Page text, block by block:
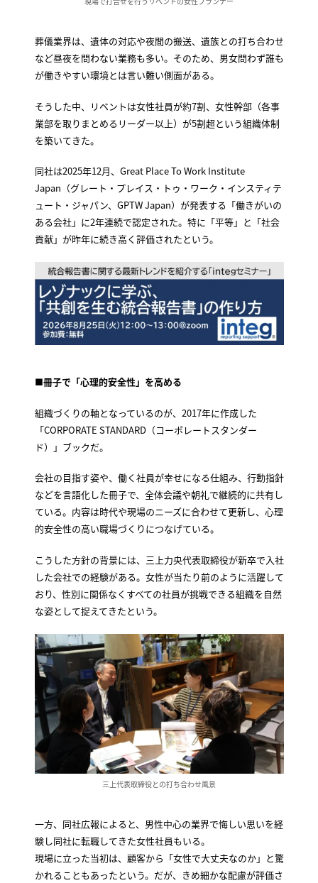
葬儀業界は、遺体の対応や夜間の搬送、遺族との打ち合わせ
など昼夜を問わない業務も多い。そのため、男女問わず誰も
が働きやすい環境とは言い難い側面がある。
そうした中、リベントは女性社員が約7割、女性幹部（各事
業部を取りまとめるリーダー以上）が5割超という組織体制
を築いてきた。
同社は2025年12月、Great Place To Work Institute
Japan（グレート・プレイス・トゥ・ワーク・インスティテ
ュート・ジャパン、GPTW Japan）が発表する「働きがいの
ある会社」に2年連続で認定された。特に「平等」と「社会
貢献」が昨年に続き高く評価されたという。
■冊子で「心理的安全性」を高める
組織づくりの軸となっているのが、2017年に作成した
「CORPORATE STANDARD（コーポレートスタンダー
ド）」ブックだ。
会社の目指す姿や、働く社員が幸せになる仕組み、行動指針
などを言語化した冊子で、全体会議や朝礼で継続的に共有し
ている。内容は時代や現場のニーズに合わせて更新し、心理
的安全性の高い職場づくりにつなげている。
こうした方針の背景には、三上力央代表取締役が新卒で入社
した会社での経験がある。女性が当たり前のように活躍して
おり、性別に関係なくすべての社員が挑戦できる組織を自然
な姿として捉えてきたという。
三上代表取締役との打ち合わせ風景
一方、同社広報によると、男性中心の業界で悔しい思いを経
験し同社に転職してきた女性社員もいる。
現場に立った当初は、顧客から「女性で大丈夫なのか」と驚
かれることもあったという。だが、きめ細かな配慮が評価さ